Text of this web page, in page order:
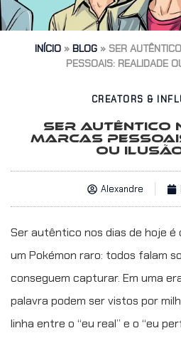
INÍCIO » BLOG » SER
PESSOAIS: REALIDADE
CREATORS &
SER AUTÊNTICO
MARCAS
OU
Alexandre
Ser autêntico nos dias de hoje
um Pokémon raro: todos falam
conseguem capturar. Em uma
palavra podem ser vistos por
linha entre o “eu real” e o “eu